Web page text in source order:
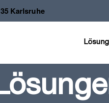
Karlsruhe